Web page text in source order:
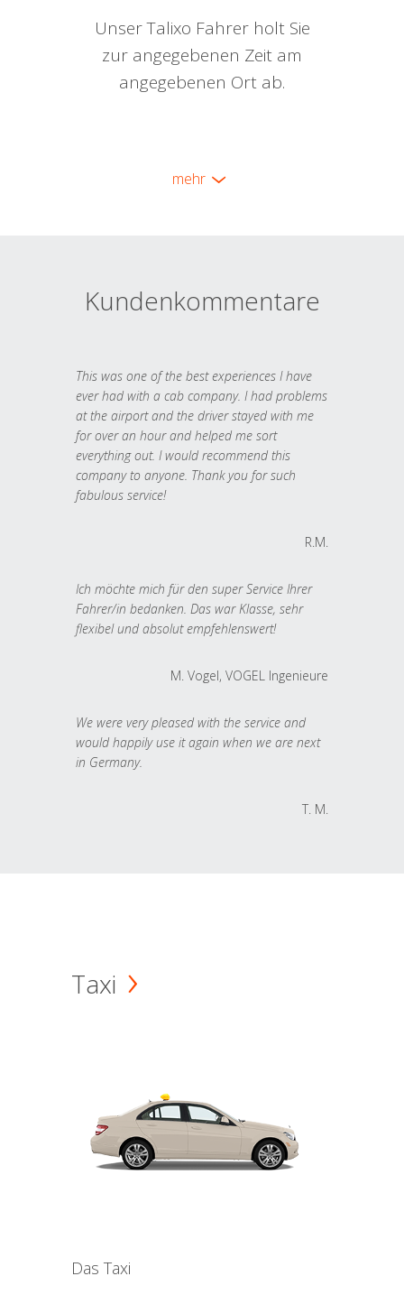
Unser Talixo Fahrer holt Sie
zur angegebenen Zeit am
angegebenen Ort ab.
mehr
Kundenkommentare
This was one of the best experiences I have
ever had with a cab company. I had problems
at the airport and the driver stayed with me
for over an hour and helped me sort
everything out. I would recommend this
company to anyone. Thank you for such
fabulous service!
R.M.
Ich möchte mich für den super Service Ihrer
Fahrer/in bedanken. Das war Klasse, sehr
flexibel und absolut empfehlenswert!
M. Vogel, VOGEL Ingenieure
We were very pleased with the service and
would happily use it again when we are next
in Germany.
T. M.
Taxi
Das Taxi